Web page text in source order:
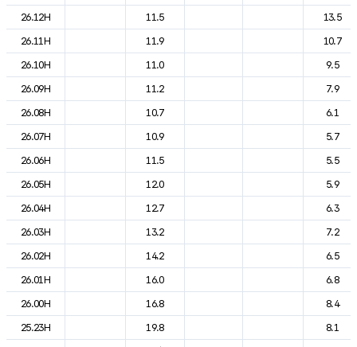
26.12H
11.5
13.5
26.11H
11.9
10.7
26.10H
11.0
9.5
26.09H
11.2
7.9
26.08H
10.7
6.1
26.07H
10.9
5.7
26.06H
11.5
5.5
26.05H
12.0
5.9
26.04H
12.7
6.3
26.03H
13.2
7.2
26.02H
14.2
6.5
26.01H
16.0
6.8
26.00H
16.8
8.4
25.23H
19.8
8.1